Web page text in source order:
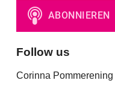
Follow us
Corinna Pommerening